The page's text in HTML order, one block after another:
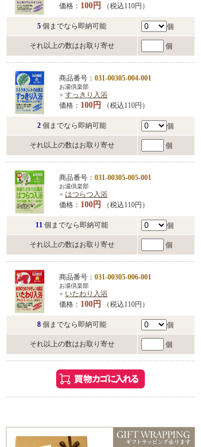
価格： 100円 （税込110円）
5 個までなら即納可能 個
それ以上の数はお取り寄せ 個
商品番号： 031-00305-004-001
お湯倶楽部
● すっきり入浴
価格： 100円 （税込110円）
2 個までなら即納可能 個
それ以上の数はお取り寄せ 個
商品番号： 031-00305-005-001
お湯倶楽部
● はつらつ入浴
価格： 100円 （税込110円）
11 個までなら即納可能 個
それ以上の数はお取り寄せ 個
商品番号： 031-00305-006-001
お湯倶楽部
● いたわり入浴
価格： 100円 （税込110円）
8 個までなら即納可能 個
それ以上の数はお取り寄せ 個